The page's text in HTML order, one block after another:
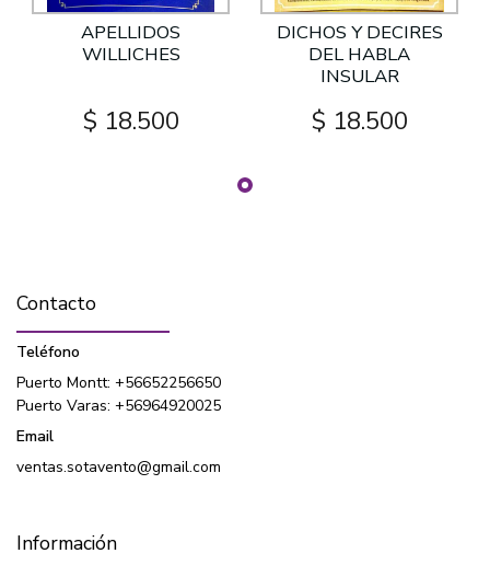
APELLIDOS
WILLICHES
$ 18.500
DICHOS Y DECIRES
DEL HABLA
INSULAR
$ 18.500
Contacto
Teléfono
Puerto Montt: +56652256650
Puerto Varas: +56964920025
Email
ventas.sotavento@gmail.com
Información